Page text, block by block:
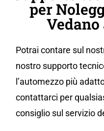
per
Potrai contare sul
nostro supporto
l’automezzo più
contattarci per
consiglio sul servizio